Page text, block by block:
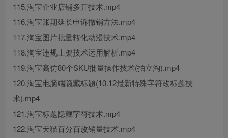
115.淘宝企业店铺多开技术.mp4
116.淘宝账期延长申诉撤销方法.mp4
117.淘宝图片批量转化动漫技术.mp4
118.淘宝违规上架技术运用解析.mp4
119.淘宝高仿80个SKU批量操作技术(拍立淘).mp4
120.淘宝电脑端隐藏标题(10.12最新特殊字符改标题技
术).mp4
121.淘宝标题隐藏字符技术.mp4
122.淘宝天猫百分百改销量技术.mp4